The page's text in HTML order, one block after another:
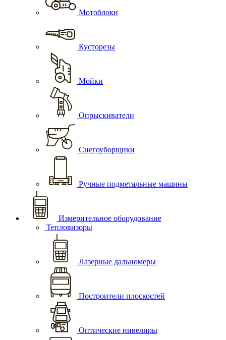
Мотоблоки
Кусторезы
Мойки
Опрыскиватели
Снегоуборщики
Ручные подметальные машины
Измерительное оборудование
Тепловизоры
Лазерные дальномеры
Построители плоскостей
Оптические нивелиры